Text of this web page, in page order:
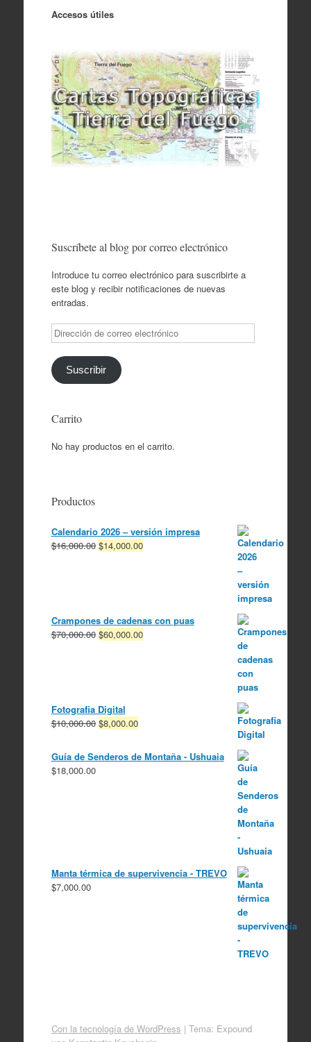
Accesos útiles
Suscríbete al blog por correo electrónico
Introduce tu correo electrónico para suscribirte a
este blog y recibir notificaciones de nuevas
entradas.
Dirección
de
correo
electrónico
Suscribir
Carrito
No hay productos en el carrito.
Productos
Calendario 2026 – versión impresa
$16,000.00 El
$14,000.00El
Crampones de cadenas con puas
$70,000.00 El
$60,000.00El
Fotografia Digital
$10,000.00 El
original
era:
$8,000.00El
actual
es:
Guía de Senderos de Montaña - Ushuaia
$18,000.00
Manta térmica de supervivencia - TREVO
$7,000.00
Con la tecnología de WordPress | Tema: Expound